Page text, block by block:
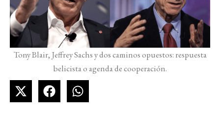
Tony Blair, Jeffrey Sachs y dos caminos opuestos: respuesta
belicista o agenda de cooperación.